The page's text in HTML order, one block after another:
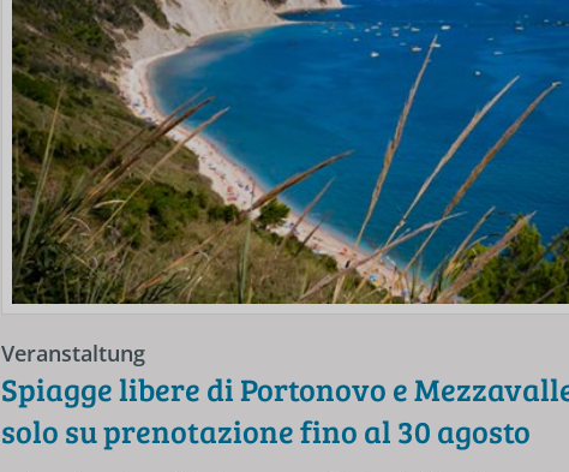
Veranstaltung
Spiagge libere di Portonovo e
solo su prenotazione fino al 30 agosto